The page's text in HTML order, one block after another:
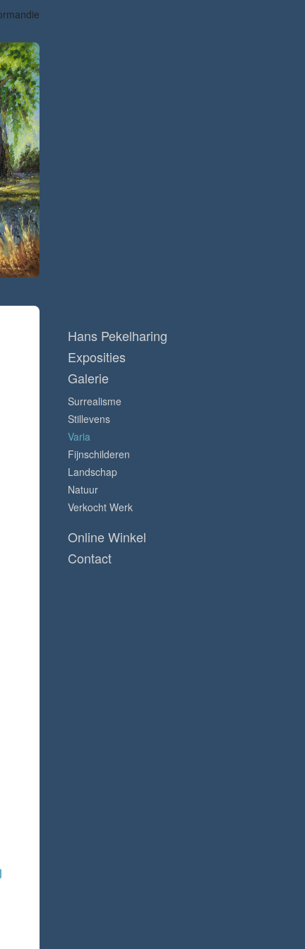
Hans Pekelharing
Exposities
Galerie
Surrealisme
Stillevens
Varia
Fijnschilderen
Landschap
Natuur
Verkocht Werk
Online Winkel
Contact